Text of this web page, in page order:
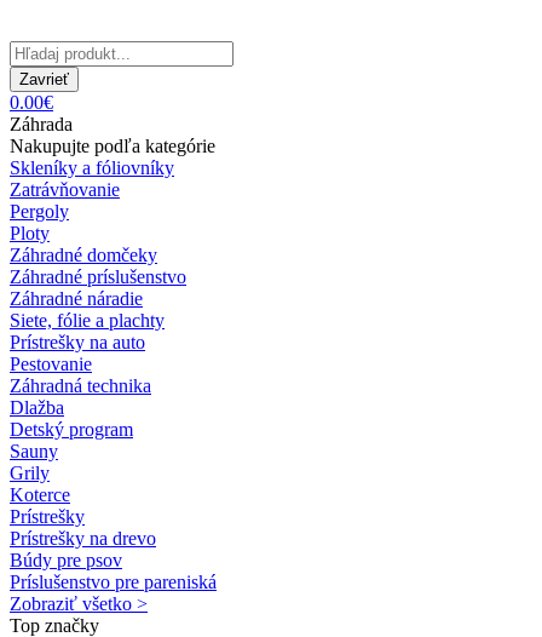
Zavrieť
0.00€
Záhrada
Nakupujte podľa kategórie
Skleníky a fóliovníky
Zatrávňovanie
Pergoly
Ploty
Záhradné domčeky
Záhradné príslušenstvo
Záhradné náradie
Siete, fólie a plachty
Prístrešky na auto
Pestovanie
Záhradná technika
Dlažba
Detský program
Sauny
Grily
Koterce
Prístrešky
Prístrešky na drevo
Búdy pre psov
Príslušenstvo pre pareniská
Zobraziť všetko >
Top značky